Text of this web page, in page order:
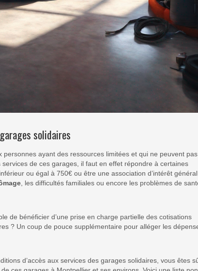
solidaires
personnes ayant des ressources limitées et qui ne peuvent
de ces garages, il faut en effet répondre à certaines
inférieur ou égal à 750€ ou être une association d’intérêt
, les difficultés familiales ou encore les problèmes de
de bénéficier d’une prise en charge partielle des cotisations
? Un coup de pouce supplémentaire pour alléger les
d’accès aux services des garages solidaires, vous êtes